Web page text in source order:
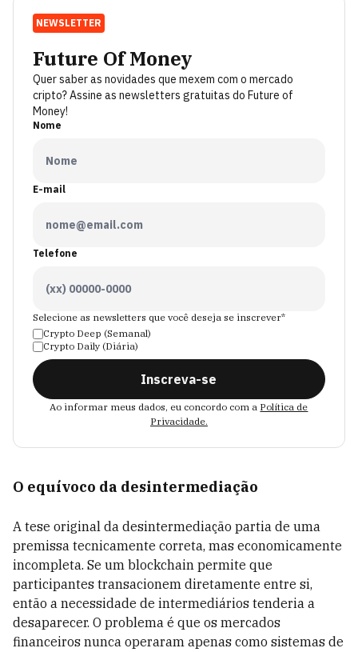
NEWSLETTER
Future Of Money
Quer saber as novidades que mexem com o mercado
cripto? Assine as newsletters gratuitas do Future of
Money!
Nome
E-mail
Telefone
Selecione as newsletters que você deseja se inscrever*
Crypto Deep (Semanal)
Crypto Daily (Diária)
Inscreva-se
Ao informar meus dados, eu concordo com a Política de
Privacidade.
O equívoco da desintermediação
A tese original da desintermediação partia de uma
premissa tecnicamente correta, mas economicamente
incompleta. Se um blockchain permite que
participantes transacionem diretamente entre si,
então a necessidade de intermediários tenderia a
desaparecer. O problema é que os mercados
financeiros nunca operaram apenas como sistemas de